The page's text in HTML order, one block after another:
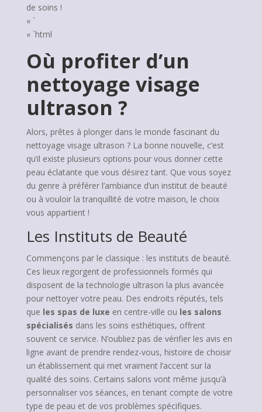
de soins !
« `
« `html
Où profiter d’un
nettoyage visage
ultrason ?
Alors, prêtes à plonger dans le monde fascinant du
nettoyage visage ultrason ? La bonne nouvelle, c’est
qu’il existe plusieurs options pour vous donner cette
peau éclatante que vous désirez tant. Que vous soyez
du genre à préférer l’ambiance d’un institut de beauté
ou à vouloir la tranquillité de votre maison, le choix
vous appartient !
Les Instituts de Beauté
Commençons par le classique : les instituts de beauté.
Ces lieux regorgent de professionnels formés qui
disposent de la technologie ultrason la plus avancée
pour nettoyer votre peau. Des endroits réputés, tels
que les spas de luxe en centre-ville ou les salons
spécialisés dans les soins esthétiques, offrent
souvent ce service. N’oubliez pas de vérifier les avis en
ligne avant de prendre rendez-vous, histoire de choisir
un établissement qui met vraiment l’accent sur la
qualité des soins. Certains salons vont même jusqu’à
personnaliser vos séances, en tenant compte de votre
type de peau et de vos problèmes spécifiques.